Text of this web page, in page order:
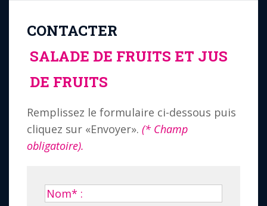
CONTACTER
SALADE DE FRUITS ET JUS
DE FRUITS
Remplissez le formulaire ci-dessous puis
cliquez sur «Envoyer». (* Champ
obligatoire).